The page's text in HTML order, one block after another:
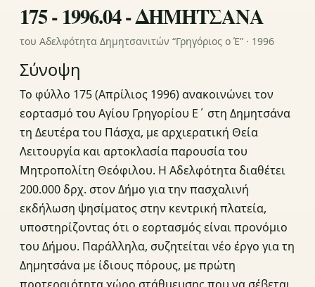
175 - 1996.04 - ΔΗΜΗΤΣΑΝΑ
του Αδελφότητα Δημητσανιτών “Γρηγόριος ο Έ” · 1996
Σύνοψη
Το φύλλο 175 (Απρίλιος 1996) ανακοινώνει τον
εορτασμό του Αγίου Γρηγορίου Ε΄ στη Δημητσάνα
τη Δευτέρα του Πάσχα, με αρχιερατική Θεία
Λειτουργία και αρτοκλασία παρουσία του
Μητροπολίτη Θεόφιλου. Η Αδελφότητα διαθέτει
200.000 δρχ. στον Δήμο για την πασχαλινή
εκδήλωση ψησίματος στην κεντρική πλατεία,
υποστηρίζοντας ότι ο εορτασμός είναι προνόμιο
του Δήμου. Παράλληλα, συζητείται νέο έργο για τη
Δημητσάνα με ίδιους πόρους, με πρώτη